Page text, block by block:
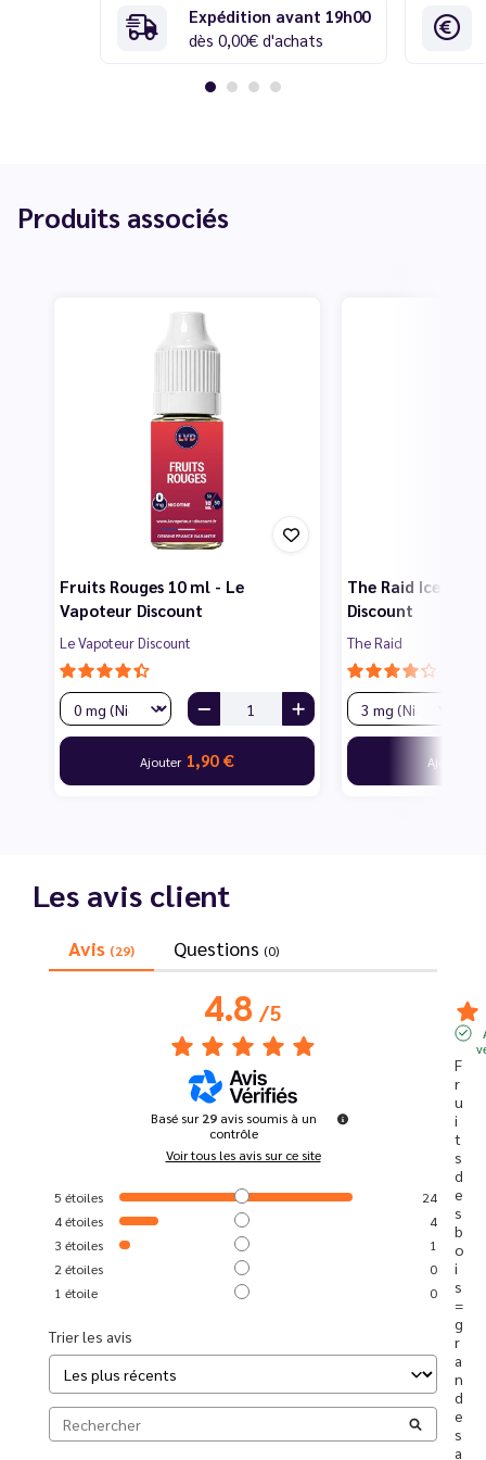
Expédition avant 19h00
dès 0,00€ d'achats
Produits associés
Fruits Rouges 10 ml - Le
Vapoteur Discount
Le Vapoteur Discount
Ajouter 1,90 €
The Raid Ice 10
Discount
The Raid
Ajouter
Les avis client
Avis (29) Questions (0)
4.8/5
Basé sur29 avis soumis à un
contrôle
Voir tous les avis sur ce site
5 étoiles
24
4étoiles
4
3 étoiles
1
2étoiles
0
1 étoile 0
Trier les avis
F
r
u
i
t
s
d
e
s
b
o
i
s
=
g
r
a
n
d
e
s
a